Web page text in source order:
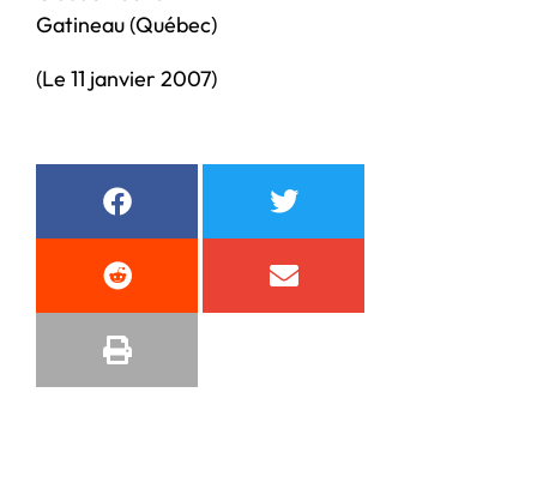
Gatineau (Québec)
(Le 11 janvier 2007)